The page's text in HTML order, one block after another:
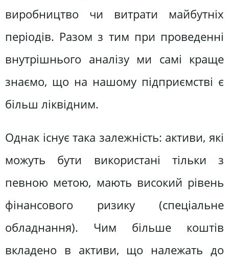
виробництво чи витрати майбутніх
періодів. Разом з тим при проведенні
внутрішнього аналізу ми самі краще
знаємо, що на нашому підприємстві є
більш ліквідним.
Однак існує така залежність: активи, які
можуть бути використані тільки з
певною метою, мають високий рівень
фінансового ризику (спеціальне
обладнання). Чим більше коштів
вкладено в активи, що належать до